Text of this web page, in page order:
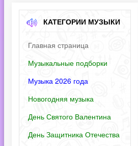
КАТЕГОРИИ МУЗЫКИ
Главная страница
Музыкальные подборки
Музыка 2026 года
Новогодняя музыка
День Святого Валентина
День Защитника Отечества